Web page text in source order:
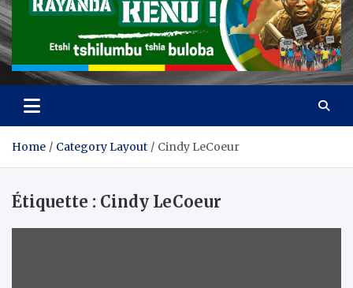
Home Category Layout Cindy LeCoeur
Étiquette : Cindy LeCoeur